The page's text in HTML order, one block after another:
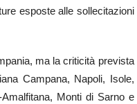
esposte alle sollecitazioni
ma la criticità prevista
Campana, Napoli, Isole,
Monti di Sarno e